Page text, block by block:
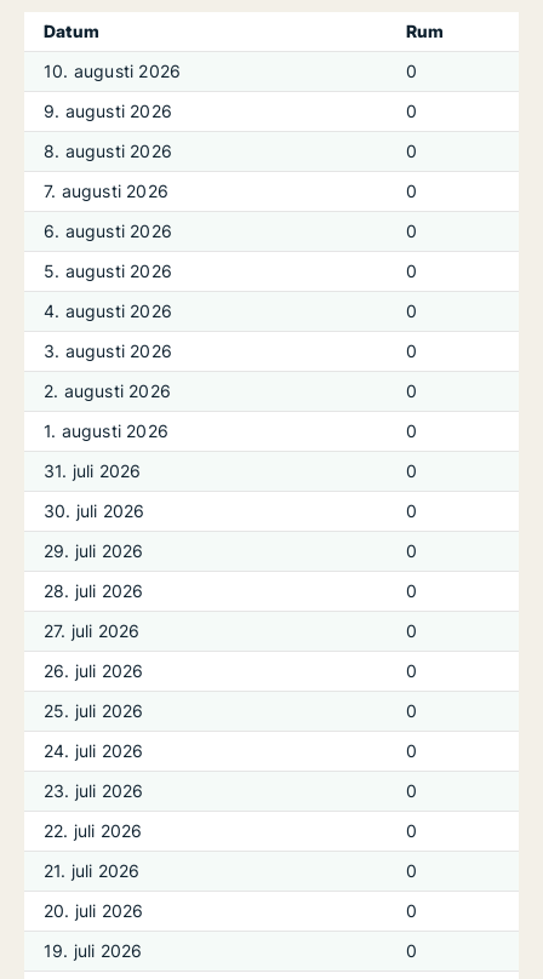
Datum
Rum
10. augusti 2026
0
9. augusti 2026
0
8. augusti 2026
0
7. augusti 2026
0
6. augusti 2026
0
5. augusti 2026
0
4. augusti 2026
0
3. augusti 2026
0
2. augusti 2026
0
1. augusti 2026
0
31. juli 2026
0
30. juli 2026
0
29. juli 2026
0
28. juli 2026
0
27. juli 2026
0
26. juli 2026
0
25. juli 2026
0
24. juli 2026
0
23. juli 2026
0
22. juli 2026
0
21. juli 2026
0
20. juli 2026
0
19. juli 2026
0